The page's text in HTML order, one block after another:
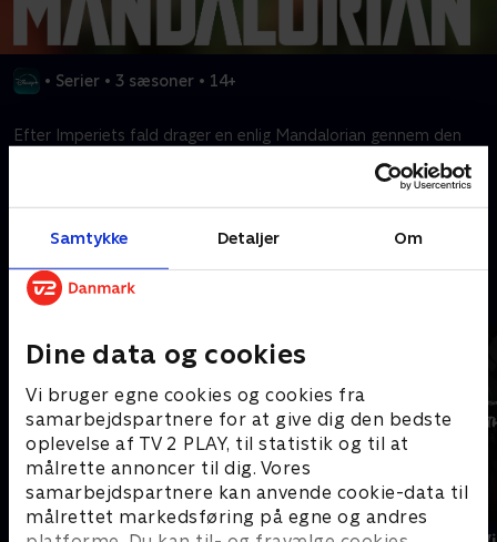
Samtykke Detaljer Om
Dine data og cookies
Vi bruger egne cookies og cookies fra
samarbejdspartnere for at give dig den bedste
oplevelse af TV 2 PLAY, til statistik og til at
målrette annoncer til dig. Vores
samarbejdspartnere kan anvende cookie-data til
målrettet markedsføring på egne og andres
• Serier • 3 sæsoner • 14+
Efter Imperiets fald drager en enlig Mandalorian gennem den
Mere indhold fra Disney+